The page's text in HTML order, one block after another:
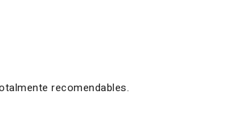
recomendables.